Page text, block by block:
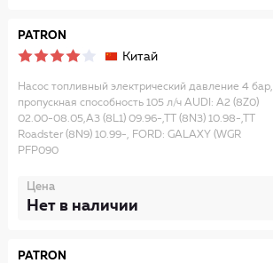
PATRON
Китай
Насос топливный электрический давление 4 бар,
пропускная способность 105 л/ч AUDI: A2 (8Z0)
02.00-08.05,A3 (8L1) 09.96-,TT (8N3) 10.98-,TT
Roadster (8N9) 10.99-, FORD: GALAXY (WGR
PFP090
Цена
Нет в наличии
PATRON